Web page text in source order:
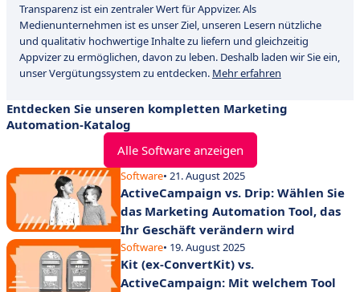
Transparenz ist ein zentraler Wert für Appvizer. Als
Medienunternehmen ist es unser Ziel, unseren Lesern nützliche
und qualitativ hochwertige Inhalte zu liefern und gleichzeitig
Appvizer zu ermöglichen, davon zu leben. Deshalb laden wir Sie ein,
unser Vergütungssystem zu entdecken. Mehr erfahren
Entdecken Sie unseren kompletten Marketing
Automation-Katalog
Alle Software anzeigen
Software• 21. August 2025
ActiveCampaign vs. Drip: Wählen Sie
das Marketing Automation Tool, das
Ihr Geschäft verändern wird
Software• 19. August 2025
Kit (ex-ConvertKit) vs.
ActiveCampaign: Mit welchem Tool